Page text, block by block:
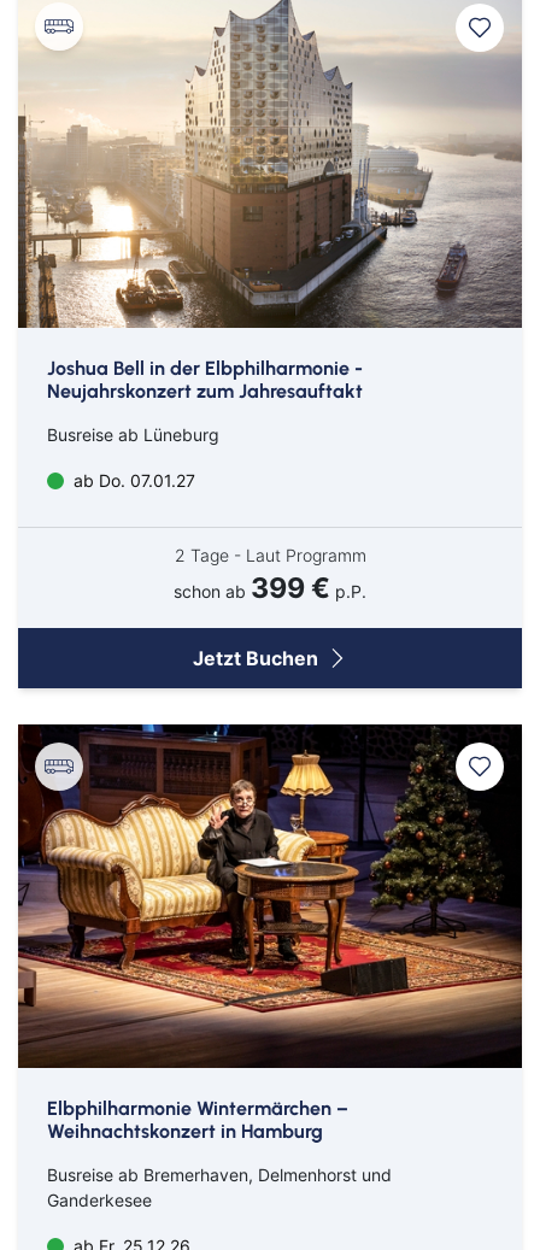
Kassel
Kirchzarten
Kleve
Köln
Leverkusen
Lingen
Lörrach
Lüneburg
Mainz
Meppen
Minden
Müllheim
Nabburg
Neuenburg am Rhein
Osnabrück
Osterholz-Scharmbeck
Regensburg
Remscheid
Saarbrücken
Saarlouis
Schwandorf
Schweich
Schweinfurt
Schweitenkirchen
Senftenberg
Siegenburg
Joshua Bell in der Elbphilharmonie -
Neujahrskonzert zum Jahresauftakt
Busreise ab Lüneburg
ab Do. 07.01.27
2 Tage - Laut Programm
schon ab 399 € p.P.
Jetzt Buchen
Elbphilharmonie Wintermärchen –
Weihnachtskonzert in Hamburg
Busreise ab Bremerhaven, Delmenhorst und
Ganderkesee